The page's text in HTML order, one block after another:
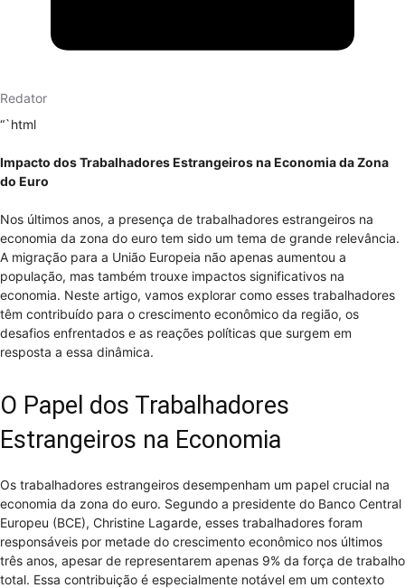
Redator
“`html
Impacto dos Trabalhadores Estrangeiros na Economia da Zona
do Euro
Nos últimos anos, a presença de trabalhadores estrangeiros na
economia da zona do euro tem sido um tema de grande relevância.
A migração para a União Europeia não apenas aumentou a
população, mas também trouxe impactos significativos na
economia. Neste artigo, vamos explorar como esses trabalhadores
têm contribuído para o crescimento econômico da região, os
desafios enfrentados e as reações políticas que surgem em
resposta a essa dinâmica.
O Papel dos Trabalhadores
Estrangeiros na Economia
Os trabalhadores estrangeiros desempenham um papel crucial na
economia da zona do euro. Segundo a presidente do Banco Central
Europeu (BCE), Christine Lagarde, esses trabalhadores foram
responsáveis por metade do crescimento econômico nos últimos
três anos, apesar de representarem apenas 9% da força de trabalho
total. Essa contribuição é especialmente notável em um contexto